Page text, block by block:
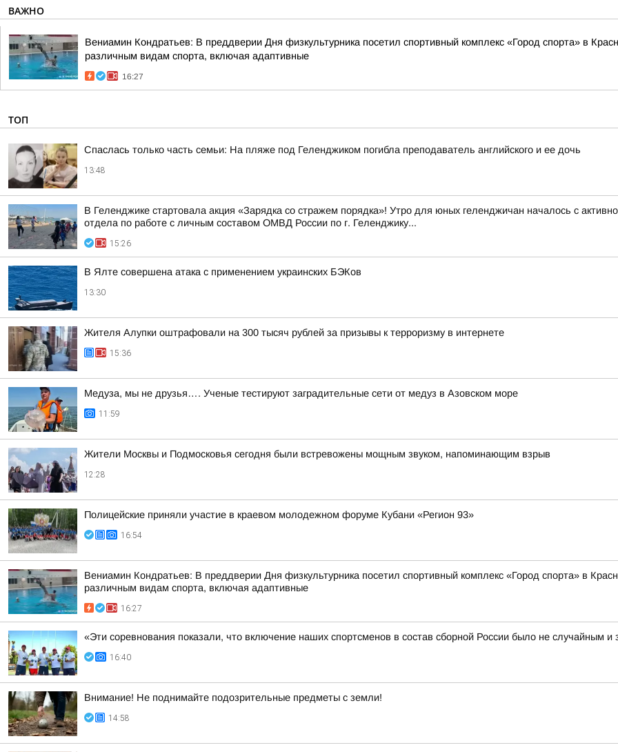
ВАЖНО
Вениамин Кондратьев: В преддверии Дня физкультурника посетил спортивный комплекс «Город спорта» в
различным видам спорта, включая адаптивные
16:27
ТОП
Спаслась только часть семьи: На пляже под Геленджиком погибла преподаватель английского и ее дочь
13:48
В Геленджике стартовала акция «Зарядка со стражем порядка»! Утро для юных геленджичан началось с
отдела по работе с личным составом ОМВД России по г. Геленджику...
15:26
В Ялте совершена атака с применением украинских БЭКов
13:30
Жителя Алупки оштрафовали на 300 тысяч рублей за призывы к терроризму в интернете
15:36
Медуза, мы не друзья…. Ученые тестируют заградительные сети от медуз в Азовском море
11:59
Жители Москвы и Подмосковья сегодня были встревожены мощным звуком, напоминающим взрыв
12:28
Полицейские приняли участие в краевом молодежном форуме Кубани «Регион 93»
16:54
Вениамин Кондратьев: В преддверии Дня физкультурника посетил спортивный комплекс «Город спорта» в
различным видам спорта, включая адаптивные
16:27
«Эти соревнования показали, что включение наших спортсменов в состав сборной России было не случайным
16:40
Внимание! Не поднимайте подозрительные предметы с земли!
14:58